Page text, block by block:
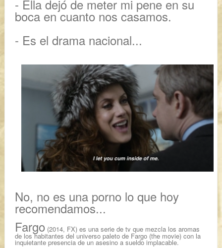
- Ella dejó de meter mi pene en su
boca en cuanto nos casamos.
- Es el drama nacional...
No, no es una porno lo que hoy
recomendamos...
Fargo (2014, FX) es una serie de tv que mezcla los aromas
de los habitantes del universo paleto de Fargo (the movie) con la
inquietante presencia de un asesino a sueldo implacable.